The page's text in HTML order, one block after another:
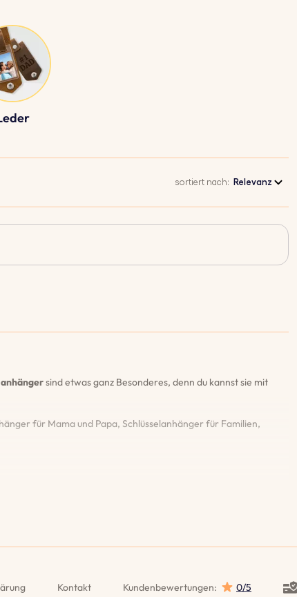
sortiert nach: Relevanz
sind etwas ganz Besonderes, denn du kannst sie mit
für Mama und Papa, Schlüsselanhänger für Familien,
gravieren wir deinen Schlüsselanhänger kostenlos neu.
Kontakt Kundenbewertungen: 0/5